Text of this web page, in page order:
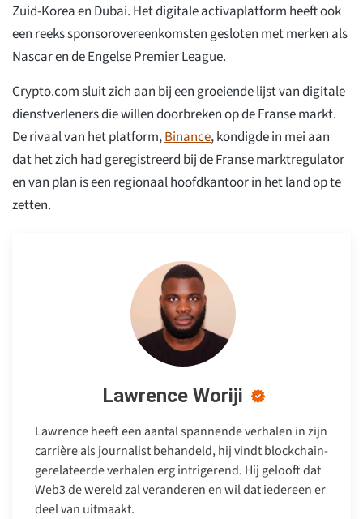
Zuid-Korea en Dubai. Het digitale activaplatform heeft ook
een reeks sponsorovereenkomsten gesloten met merken als
Nascar en de Engelse Premier League.
Crypto.com sluit zich aan bij een groeiende lijst van digitale
dienstverleners die willen doorbreken op de Franse markt.
De rivaal van het platform,Binance, kondigde in mei aan
dat het zich had geregistreerd bij de Franse marktregulator
en van plan is een regionaal hoofdkantoor in het land op te
zetten.
Lawrence Woriji
Lawrence heeft een aantal spannende verhalen in zijn
carrière als journalist behandeld, hij vindt blockchain-
gerelateerde verhalen erg intrigerend. Hij gelooft dat
Web3 de wereld zal veranderen en wil dat iedereen er
deel van uitmaakt.